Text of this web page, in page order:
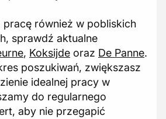
również w pobliskich
sprawdź aktualne
, Koksijde oraz De Panne.
poszukiwań, zwiększasz
idealnej pracy w
do regularnego
aby nie przegapić